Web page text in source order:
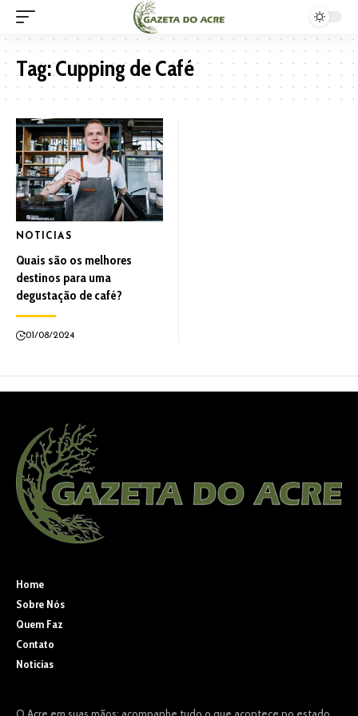
Tag:Cupping de Café
NOTICIAS
Quais são os melhores
destinos para uma
degustação de café?
01/08/2024
Home
Sobre Nós
Quem Faz
Contato
Noticias
O Acre em suas mãos: acompanhe tudo o que acontece no estado,